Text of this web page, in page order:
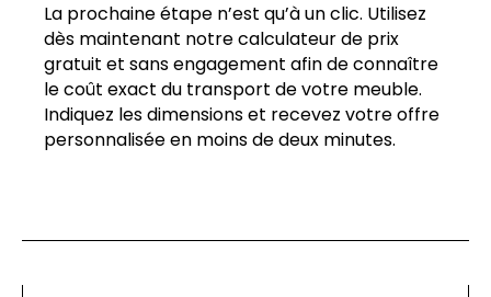
La prochaine étape n’est qu’à un clic. Utilisez
dès maintenant notre calculateur de prix
gratuit et sans engagement afin de connaître
le coût exact du transport de votre meuble.
Indiquez les dimensions et recevez votre offre
personnalisée en moins de deux minutes.